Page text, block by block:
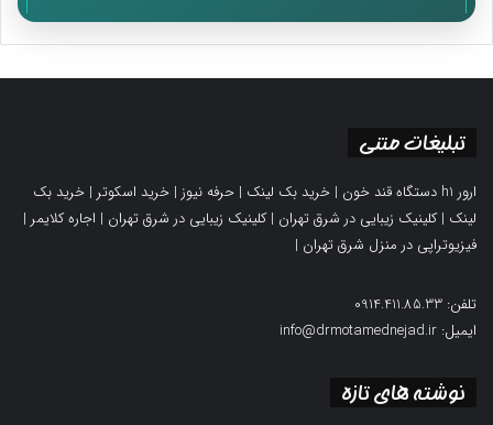
تبلیغات متنی
ارور h1 دستگاه قند خون | خرید بک لینک | حرفه نیوز | خرید اسکوتر | خرید بک
لینک |کلینیک زیبایی در شرق تهران |کلینیک زیبایی در شرق تهران | اجاره کلایمر |
فیزیوتراپی در منزل شرق تهران |
تلفن: 0914.411.85.33
ایمیل: info@drmotamednejad.ir
نوشته های تازه